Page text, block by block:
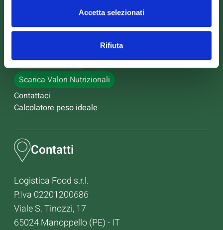
Accetta selezionati
Rifiuta
Informazioni
Scarica il catalogo
Scarica Valori Nutrizionali
Contattaci
Calcolatore peso ideale
Contatti
Logistica Food s.r.l.
P.Iva 02201200686
Viale S. Tinozzi, 17
65024 Manoppello (PE) - IT